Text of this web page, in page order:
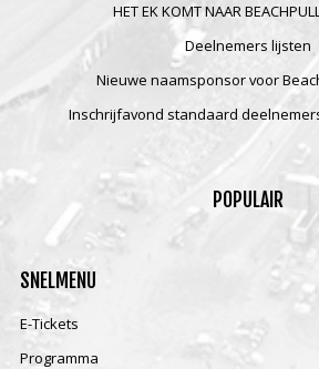
HET EK KOMT NAAR
Deelnemers lijsten
Nieuwe naamsponsor voor
Inschrijfavond standaard
POPULAIR
SNELMENU
E-Tickets
Programma